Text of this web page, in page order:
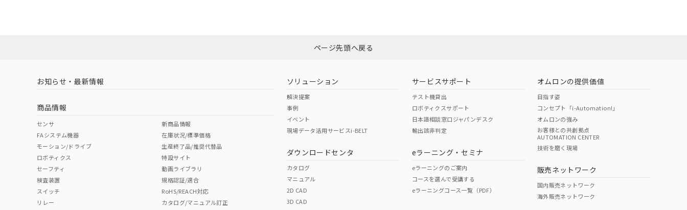
ダウンロードはこちら
中国 RoHS 注意事項・凡例
中国 RoHS表
Pb Hg Cr(VI)
O O
ページ先頭へ戻る
お知らせ・最新情報
商品情報
センサ
FAシステム機器
モーション/ドライブ
ロボティクス
セーフティ
検査装置
スイッチ
リレー
新商品情報
在庫状況/標準価格
生産終了品/推奨代替品
特設サイト
動画ライブラリ
規格認証/適合
RoHS/REACH対応
カタログ/マニュアル訂正
ソリューション
解決提案
事例
イベント
現場データ活用サービスi-BELT
ダウンロードセンタ
カタログ
マニュアル
2D CAD
3D CAD
サービスサポート
テスト機貸出
ロボティクスサポート
日本語相談窓口ジャパンデスク
輸出該非判定
eラーニング・セミナ
eラーニングのご案内
コースを選んで受講する
eラーニングコース一覧（PDF）
オムロンの提供価値
目指す姿
コンセプト「i-Automation!」
オムロンの強み
お客様との共創拠点
AUTOMATION CENTER
技術を磨く現場
販売ネットワーク
国内販売ネットワーク
海外販売ネットワーク